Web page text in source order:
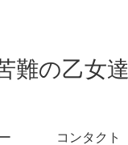
難の乙女達
コンタクト